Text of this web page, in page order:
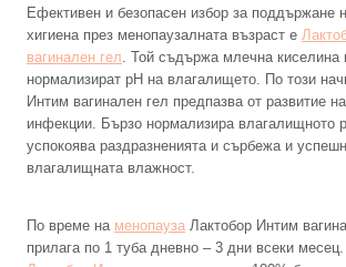
Ефективен и безопасен избор за поддържане
хигиена през менопаузалната възраст е
вагинален гел. Той съдържа млечна киселина
нормализират рН на влагалището. По този
Интим вагинален гел предпазва от развитие
инфекции. Бързо нормализира влагалищното
успокоява раздразненията и сърбежа и
влагалищната влажност.
По време на менопауза Лактобор Интим
прилага по 1 туба дневно – 3 дни всеки месец.